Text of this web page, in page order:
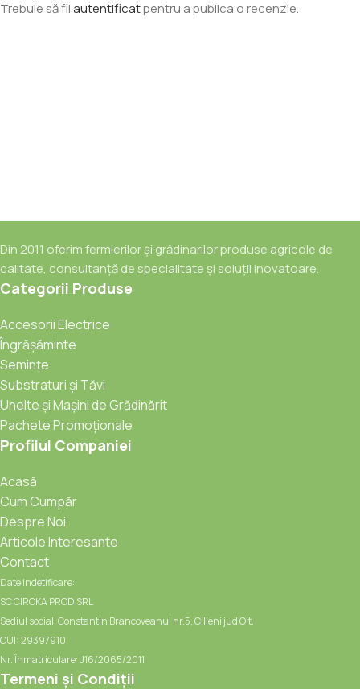
Trebuie să fiiautentificatpentru a publica o recenzie.
Din 2011 oferim fermierilor și grădinarilor produse agricole de
calitate, consultanță de specialitate și soluții inovatoare.
Categorii Produse
Accesorii Electrice
Îngrășăminte
Semințe
Substraturi și Tăvi
Unelte și Mașini de Grădinărit
Pachete Promoționale
Profilul Companiei
Acasă
Cum Cumpăr
Despre Noi
Articole Interesante
Contact
Date indetificare:
SC CIROKA PROD SRL
Sediul social: Constantin Brancoveanul nr.5, Cilieni jud Olt.
CUI: 29397910
Nr. Înmatriculare: J16/2065/2011
Termeni și Condiții